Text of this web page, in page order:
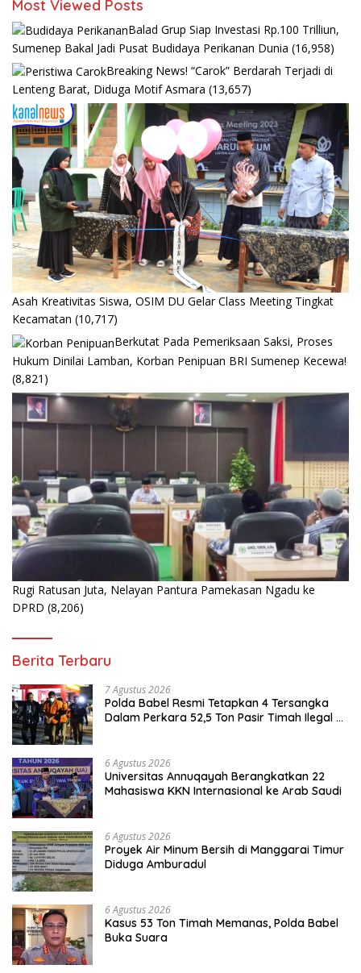
Most Viewed Posts
Balad Grup Siap Investasi Rp.100 Trilliun,
Sumenep Bakal Jadi Pusat Budidaya Perikanan Dunia (16,958)
Breaking News! “Carok” Berdarah Terjadi di
Lenteng Barat, Diduga Motif Asmara (13,657)
Asah Kreativitas Siswa, OSIM DU Gelar Class Meeting Tingkat
Kecamatan (10,717)
Berkutat Pada Pemeriksaan Saksi, Proses
Hukum Dinilai Lamban, Korban Penipuan BRI Sumenep Kecewa!
(8,821)
Rugi Ratusan Juta, Nelayan Pantura Pamekasan Ngadu ke
DPRD (8,206)
Berita Terbaru
7 Agustus 2026
Polda Babel Resmi Tetapkan 4 Tersangka
Dalam Perkara 52,5 Ton Pasir Timah Ilegal di
6 Agustus 2026
Universitas Annuqayah Berangkatkan 22
Mahasiswa KKN Internasional ke Arab Saudi
6 Agustus 2026
Proyek Air Minum Bersih di Manggarai Timur
Diduga Amburadul
6 Agustus 2026
Kasus 53 Ton Timah Memanas, Polda Babel
Buka Suara